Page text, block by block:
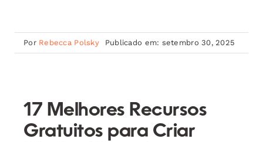
Por Rebecca Polsky Publicado em: setembro 30, 2025
17 Melhores Recursos
Gratuitos para Criar